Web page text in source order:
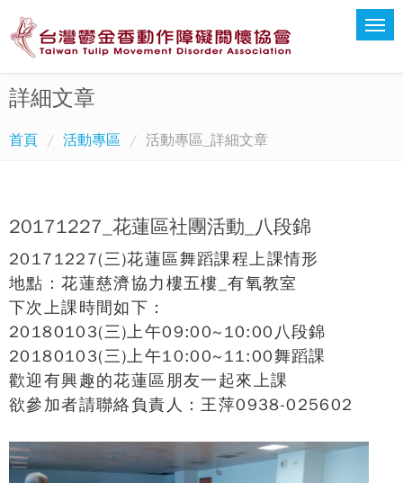
詳細文章
首頁 活動專區 活動專區_詳細文章
20171227_花蓮區社團活動_八段錦
20171227(三)花蓮區舞蹈課程上課情形
地點：花蓮慈濟協力樓五樓_有氧教室
下次上課時間如下：
20180103(三)上午09:00~10:00八段錦
20180103(三)上午10:00~11:00舞蹈課
歡迎有興趣的花蓮區朋友一起來上課
欲參加者請聯絡負責人：王萍0938-025602